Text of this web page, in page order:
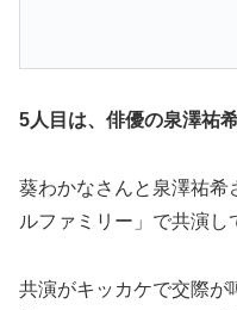
5人目は、俳優の泉澤祐
葵わかなさんと泉澤祐希
ルファミリー」で共演し
共演がキッカケで交際が